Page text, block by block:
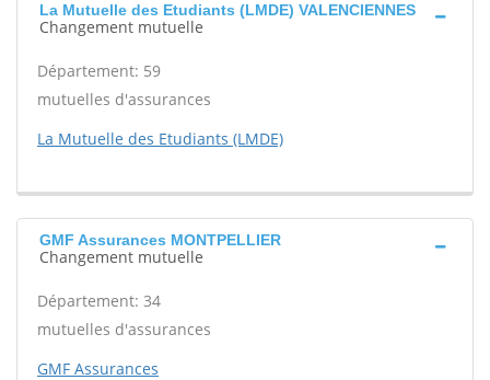
La Mutuelle des Etudiants (LMDE) VALENCIENNES
Changement mutuelle
Département: 59
mutuelles d'assurances
La Mutuelle des Etudiants (LMDE)
GMF Assurances MONTPELLIER
Changement mutuelle
Département: 34
mutuelles d'assurances
GMF Assurances